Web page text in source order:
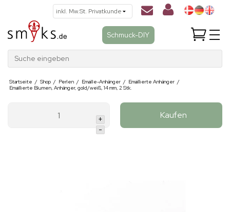
Schmuck-DIY
Suche eingeben
Startseite / Shop / Perlen / Emaille-Anhänger / Emaillierte Anhänger /
Emaillierte Blumen, Anhänger, gold/weiß, 14 mm, 2 Stk.
+
-
Kaufen